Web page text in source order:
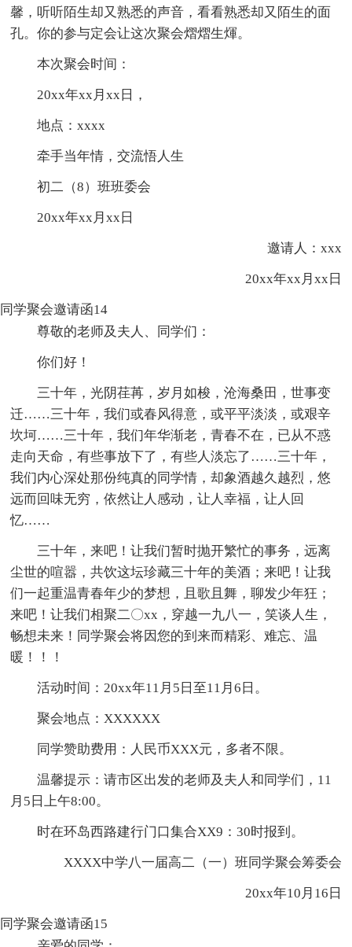
馨，听听陌生却又熟悉的声音，看看熟悉却又陌生的面
孔。你的参与定会让这次聚会熠熠生煇。
本次聚会时间：
20xx年xx月xx日，
地点：xxxx
牵手当年情，交流悟人生
初二（8）班班委会
20xx年xx月xx日
邀请人：xxx
20xx年xx月xx日
同学聚会邀请函14
尊敬的老师及夫人、同学们：
你们好！
三十年，光阴荏苒，岁月如梭，沧海桑田，世事变
迁……三十年，我们或春风得意，或平平淡淡，或艰辛
坎坷……三十年，我们年华渐老，青春不在，已从不惑
走向天命，有些事放下了，有些人淡忘了……三十年，
我们内心深处那份纯真的同学情，却象酒越久越烈，悠
远而回味无穷，依然让人感动，让人幸福，让人回
忆……
三十年，来吧！让我们暂时抛开繁忙的事务，远离
尘世的喧嚣，共饮这坛珍藏三十年的美酒；来吧！让我
们一起重温青春年少的梦想，且歌且舞，聊发少年狂；
来吧！让我们相聚二〇xx，穿越一九八一，笑谈人生，
畅想未来！同学聚会将因您的到来而精彩、难忘、温
暖！！！
活动时间：20xx年11月5日至11月6日。
聚会地点：XXXXXX
同学赞助费用：人民币XXX元，多者不限。
温馨提示：请市区出发的老师及夫人和同学们，11
月5日上午8:00。
时在环岛西路建行门口集合XX9：30时报到。
XXXX中学八一届高二（一）班同学聚会筹委会
20xx年10月16日
同学聚会邀请函15